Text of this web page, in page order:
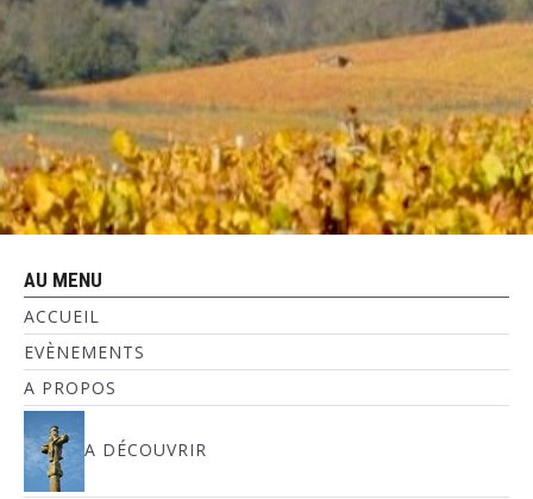
AU MENU
ACCUEIL
EVÈNEMENTS
A PROPOS
A DÉCOUVRIR